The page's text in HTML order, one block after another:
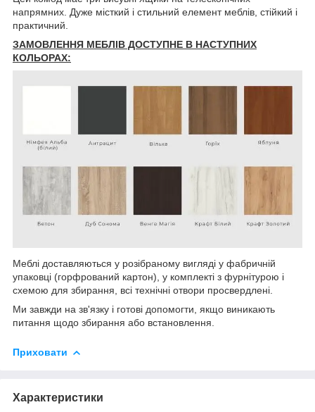
напрямних. Дуже місткий і стильний елемент меблів, стійкий і
практичний.
ЗАМОВЛЕННЯ МЕБЛІВ ДОСТУПНЕ В НАСТУПНИХ
КОЛЬОРАХ:
Меблі доставляються у розібраному вигляді у фабричній
упаковці (горфрований картон), у комплекті з фурнітурою і
схемою для збирання, всі технічні отвори просвердлені.
Ми завжди на зв'язку і готові допомогти, якщо виникають
питання щодо збирання або встановлення.
Приховати
Характеристики